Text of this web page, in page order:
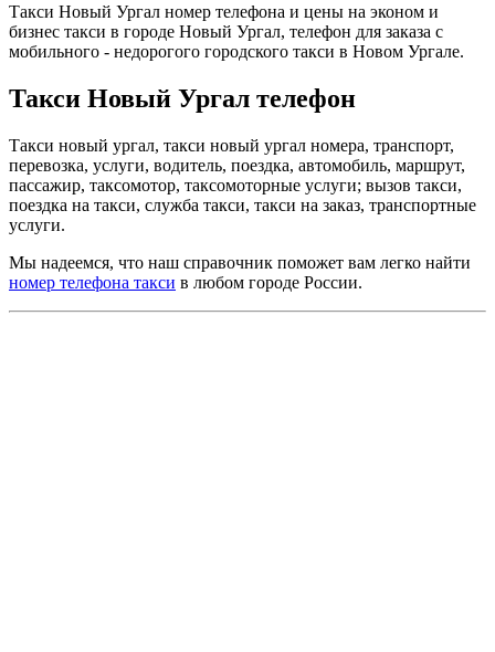
Такси Новый Ургал номер телефона и цены на эконом и
бизнес такси в городе Новый Ургал, телефон для заказа с
мобильного - недорогого городского такси в Новом Ургале.
Такси Новый Ургал телефон
Такси новый ургал, такси новый ургал номера, транспорт,
перевозка, услуги, водитель, поездка, автомобиль, маршрут,
пассажир, таксомотор, таксомоторные услуги; вызов такси,
поездка на такси, служба такси, такси на заказ, транспортные
услуги.
Мы надеемся, что наш справочник поможет вам легко найти
номер телефона такси в любом городе России.